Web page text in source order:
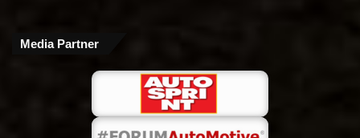
Media Partner